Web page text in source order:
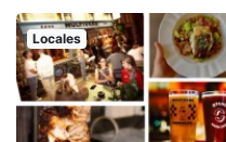
Locales